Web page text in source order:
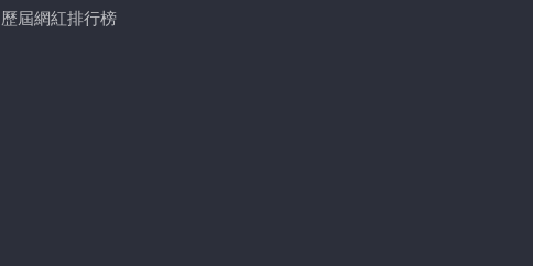
歷屆網紅排行榜